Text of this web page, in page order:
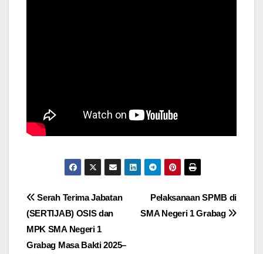
Post
navigation
Pelaksanaan SPMB di
SMA Negeri 1 Grabag
Serah Terima Jabatan
(SERTIJAB) OSIS dan
MPK SMA Negeri 1
Grabag Masa Bakti 2025–